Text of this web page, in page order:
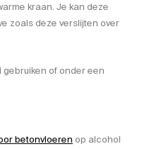
kraan. Je kan deze
zoals deze verslijten over
gebruiken of onder een
betonvloeren op alcohol